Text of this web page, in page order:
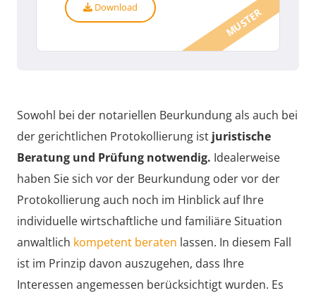
MUSTER
Download
Sowohl bei der notariellen Beurkundung als auch bei
der gerichtlichen Protokollierung ist juristische
Beratung und Prüfung notwendig. Idealerweise
haben Sie sich vor der Beurkundung oder vor der
Protokollierung auch noch im Hinblick auf Ihre
individuelle wirtschaftliche und familiäre Situation
anwaltlich kompetent beraten lassen. In diesem Fall
ist im Prinzip davon auszugehen, dass Ihre
Interessen angemessen berücksichtigt wurden. Es